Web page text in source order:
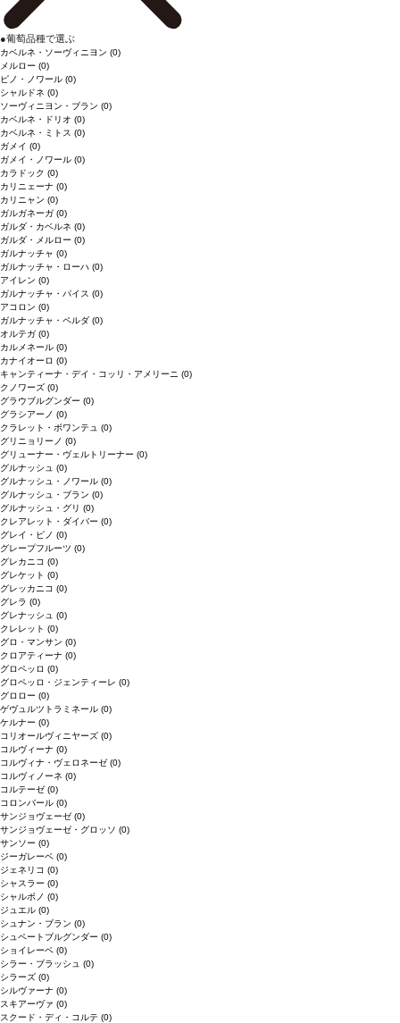
●葡萄品種で選ぶ
カベルネ・ソーヴィニヨン (0)
メルロー (0)
ピノ・ノワール (0)
シャルドネ (0)
ソーヴィニヨン・ブラン (0)
カベルネ・ドリオ (0)
カベルネ・ミトス (0)
ガメイ (0)
ガメイ・ノワール (0)
カラドック (0)
カリニェーナ (0)
カリニャン (0)
ガルガネーガ (0)
ガルダ・カベルネ (0)
ガルダ・メルロー (0)
ガルナッチャ (0)
ガルナッチャ・ローハ (0)
アイレン (0)
ガルナッチャ・パイス (0)
アコロン (0)
ガルナッチャ・ペルダ (0)
オルテガ (0)
カルメネール (0)
カナイオーロ (0)
キャンティーナ・デイ・コッリ・アメリーニ (0)
クノワーズ (0)
グラウブルグンダー (0)
グラシアーノ (0)
クラレット・ボワンテュ (0)
グリニョリーノ (0)
グリューナー・ヴェルトリーナー (0)
グルナッシュ (0)
グルナッシュ・ノワール (0)
グルナッシュ・ブラン (0)
グルナッシュ・グリ (0)
クレアレット・ダイバー (0)
グレイ・ピノ (0)
グレープフルーツ (0)
グレカニコ (0)
グレケット (0)
グレッカニコ (0)
グレラ (0)
グレナッシュ (0)
クレレット (0)
グロ・マンサン (0)
クロアティーナ (0)
グロペッロ (0)
グロペッロ・ジェンティーレ (0)
グロロー (0)
ゲヴュルツトラミネール (0)
ケルナー (0)
コリオールヴィニヤーズ (0)
コルヴィーナ (0)
コルヴィナ・ヴェロネーゼ (0)
コルヴィノーネ (0)
コルテーゼ (0)
コロンバール (0)
サンジョヴェーゼ (0)
サンジョヴェーゼ・グロッソ (0)
サンソー (0)
ジーガレーベ (0)
ジェネリコ (0)
シャスラー (0)
シャルボノ (0)
ジュエル (0)
シュナン・ブラン (0)
シュペートブルグンダー (0)
ショイレーベ (0)
シラー・ブラッシュ (0)
シラーズ (0)
シルヴァーナ (0)
スキアーヴァ (0)
スクード・ディ・コルテ (0)